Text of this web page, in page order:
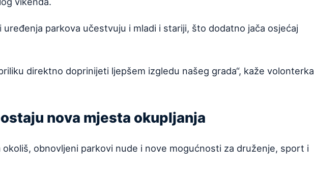
uređenja parkova učestvuju i mladi i stariji, što dodatno jača osjećaj
direktno doprinijeti ljepšem izgledu našeg grada“, kaže volonterka
nova mjesta okupljanja
obnovljeni parkovi nude i nove mogućnosti za druženje, sport i